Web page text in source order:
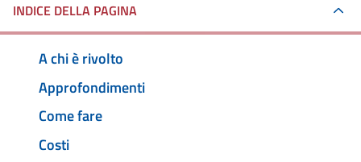
INDICE DELLA PAGINA
A chi è rivolto
Approfondimenti
Come fare
Costi